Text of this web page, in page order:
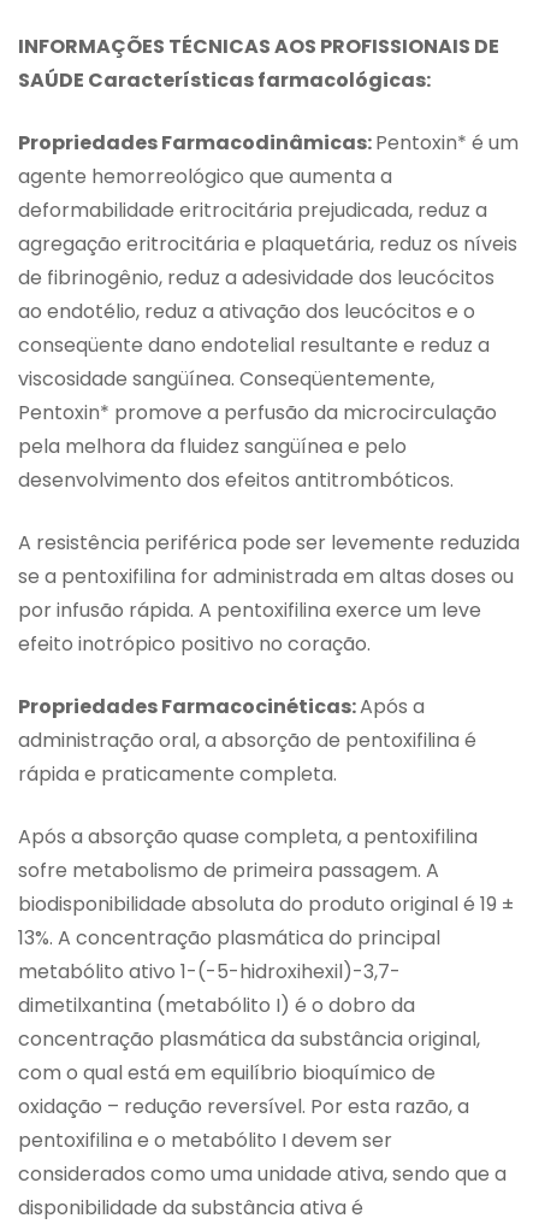
INFORMAÇÕES TÉCNICAS AOS PROFISSIONAIS DE
SAÚDE Características farmacológicas:
Propriedades Farmacodinâmicas:Pentoxin* é um
agente hemorreológico que aumenta a
deformabilidade eritrocitária prejudicada, reduz a
agregação eritrocitária e plaquetária, reduz os níveis
de fibrinogênio, reduz a adesividade dos leucócitos
ao endotélio, reduz a ativação dos leucócitos e o
conseqüente dano endotelial resultante e reduz a
viscosidade sangüínea. Conseqüentemente,
Pentoxin* promove a perfusão da microcirculação
pela melhora da fluidez sangüínea e pelo
desenvolvimento dos efeitos antitrombóticos.
A resistência periférica pode ser levemente reduzida
se a pentoxifilina for administrada em altas doses ou
por infusão rápida. A pentoxifilina exerce um leve
efeito inotrópico positivo no coração.
Propriedades Farmacocinéticas:Após a
administração oral, a absorção de pentoxifilina é
rápida e praticamente completa.
Após a absorção quase completa, a pentoxifilina
sofre metabolismo de primeira passagem. A
biodisponibilidade absoluta do produto original é 19 ±
13%. A concentração plasmática do principal
metabólito ativo 1-(-5-hidroxihexil)-3,7-
dimetilxantina (metabólito I) é o dobro da
concentração plasmática da substância original,
com o qual está em equilíbrio bioquímico de
oxidação – redução reversível. Por esta razão, a
pentoxifilina e o metabólito I devem ser
considerados como uma unidade ativa, sendo que a
disponibilidade da substância ativa é